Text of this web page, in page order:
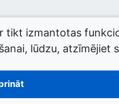
tikt izmantotas
lūdzu, atzīmējiet